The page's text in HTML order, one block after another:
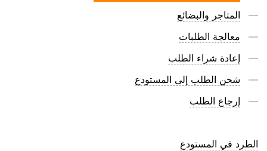
المتاجر والبضائع
معالجة الطلبات
إعادة شراء الطلب
شحن الطلب إلى المستودع
إرجاع الطلب
الطرد في المستودع